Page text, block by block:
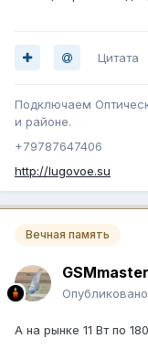
Цитата
Подключаем
и районе.
+79787647406
http://lugovoe.su
Вечная память
GSMmaster
Опубликовано
А на рынке 11 Вт по